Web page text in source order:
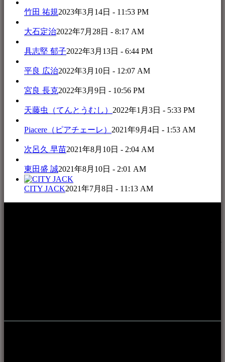
竹田 祐規2023年3月14日 - 11:53 PM
大石定治2022年7月28日 - 8:17 AM
具志堅 郁子2022年3月13日 - 6:44 PM
平良 広治2022年3月10日 - 12:07 AM
宮良 長克2022年3月9日 - 10:56 PM
天藤虫（てんとうむし） 2022年1月3日 - 5:33 PM
Piacere（ピアチェーレ） 2021年9月4日 - 1:53 AM
次呂久 早苗2021年8月10日 - 2:04 AM
東田盛 誠2021年8月10日 - 2:01 AM
CITY JACK2021年7月8日 - 11:13 AM